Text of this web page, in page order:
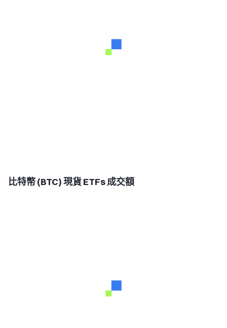
比特幣 (BTC) 現貨 ETFs 成交額